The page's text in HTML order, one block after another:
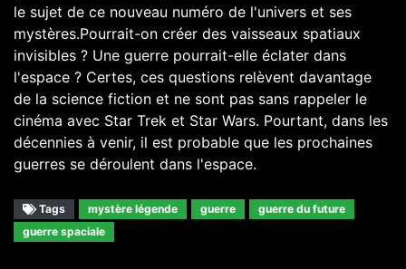
le sujet de ce nouveau numéro de l'univers et ses
mystères.Pourrait-on créer des vaisseaux spatiaux
invisibles ? Une guerre pourrait-elle éclater dans
l'espace ? Certes, ces questions relèvent davantage
de la science fiction et ne sont pas sans rappeler le
cinéma avec Star Trek et Star Wars. Pourtant, dans les
décennies à venir, il est probable que les prochaines
guerres se déroulent dans l'espace.
Tags mystère légende guerre
guerre du future
guerre spaciale